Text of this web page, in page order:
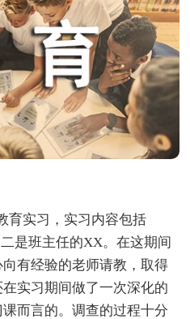
实习，实习内容包括
是班主任的XX。在这期间
有经验的老师请教，取得
实习期间做了一次深化的
而言的。调查的过程十分